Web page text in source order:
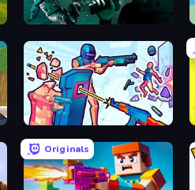
Take Actions
Time Shooter 3: SWAT
Originals